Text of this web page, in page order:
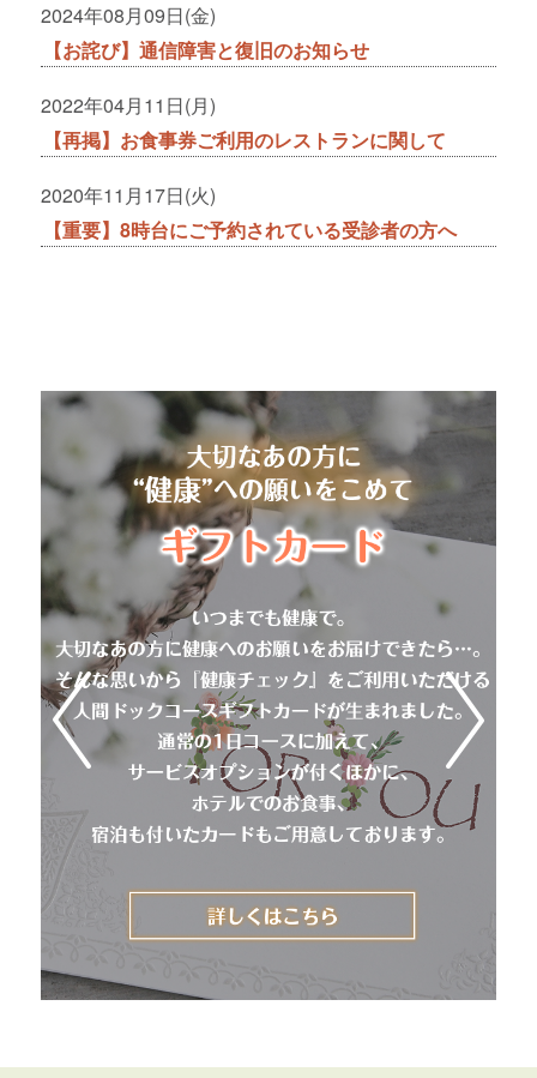
2024年08月09日(金)
【お詫び】通信障害と復旧のお知らせ
2022年04月11日(月)
【再掲】お食事券ご利用のレストランに関して
2020年11月17日(火)
【重要】8時台にご予約されている受診者の方へ